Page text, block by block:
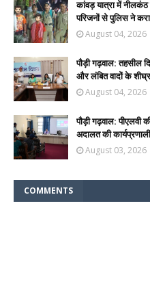
कांवड़ यात्रा में नीलकंठ
परिजनों से पुलिस ने
August 04, 2026
पौड़ी गढ़वाल: तहसील
और लंबित वादों के शीघ्र
August 04, 2026
पौड़ी गढ़वाल: पीएलवी
अदालत की
August 03, 2026
COMMENTS